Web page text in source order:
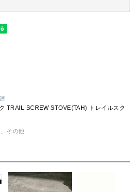
TRAIL SCREW STOVE(TAH) トレイルスク
その他